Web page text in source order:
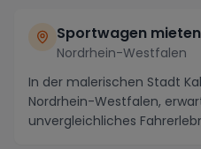
Sportwagen
Nordrhein-Westfalen
In der malerischen Stadt
Nordrhein-Westfalen,
unvergleichliches